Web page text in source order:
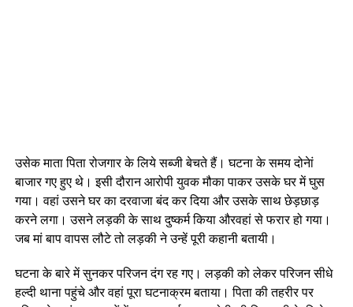
उसेक माता पिता रोजगार के लिये सब्जी बेचते हैं। घटना के समय दोनेां
बाजार गए हुए थे। इसी दौरान आरोपी युवक मौका पाकर उसके घर में घुस
गया। वहां उसने घर का दरवाजा बंद कर दिया और उसके साथ छेड़छाड़
करने लगा। उसने लड़की के साथ दुष्कर्म किया औरवहां से फरार हो गया।
जब मां बाप वापस लौटे तो लड़की ने उन्हें पूरी कहानी बतायी।
घटना के बारे में सुनकर परिजन दंग रह गए। लड़की को लेकर परिजन सीधे
हल्दी थाना पहुंचे और वहां पूरा घटनाक्रम बताया। पिता की तहरीर पर